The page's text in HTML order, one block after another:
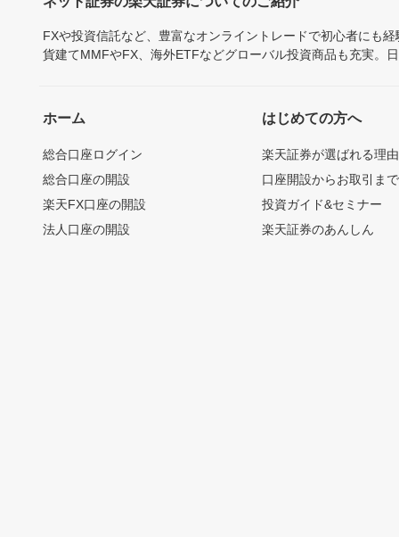
FXや投資信託など、豊富なオンライントレードで初心者にも
貨建てMMFやFX、海外ETFなどグローバル投資商品も充実。
ホーム
総合口座ログイン
総合口座の開設
楽天FX口座の開設
法人口座の開設
はじめての方へ
楽天証券が選ばれる理由
口座開設からお取引ま
投資ガイド&セミナー
楽天証券のあんしん